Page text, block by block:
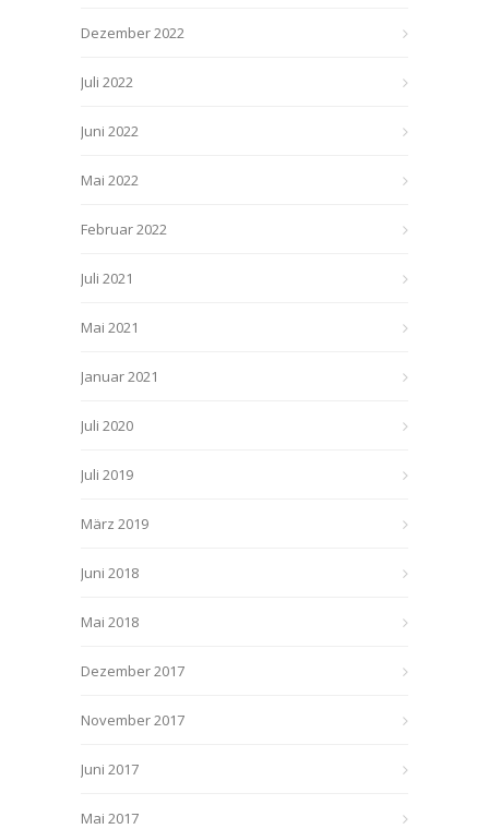
Dezember 2022
Juli 2022
Juni 2022
Mai 2022
Februar 2022
Juli 2021
Mai 2021
Januar 2021
Juli 2020
Juli 2019
März 2019
Juni 2018
Mai 2018
Dezember 2017
November 2017
Juni 2017
Mai 2017